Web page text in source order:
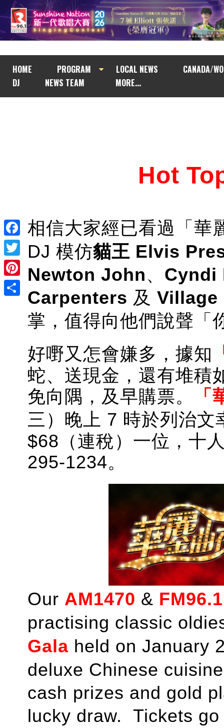
HOME PROGRAM LOCAL NEWS
CANADA/
DJ
NEWS TEAM MORE...
Facebook
Twitter
Pinterest
Hot
相信大家經已看過 「 華
DJ 模仿貓王 Elvis
Newton John、 Cyndi
Carpenters 及 Village
掌，值得向他們說聲
好嘢又怎會嫌多，據知
蛇、送現金，還有堆積
免向隅，及早購票。
「
三）晚上 7 時於列治文
$68（連稅）一位，十
295-1234。
Our AM1470 & FM96.1
practising classic
Gala held on January
deluxe Chinese
cash prizes and gold
lucky draw. Tickets